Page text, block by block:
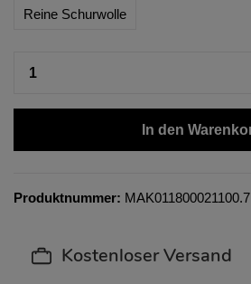
Reine Schurwolle
In den
Produktnummer: MAK011800021100.7
Kostenloser Versand